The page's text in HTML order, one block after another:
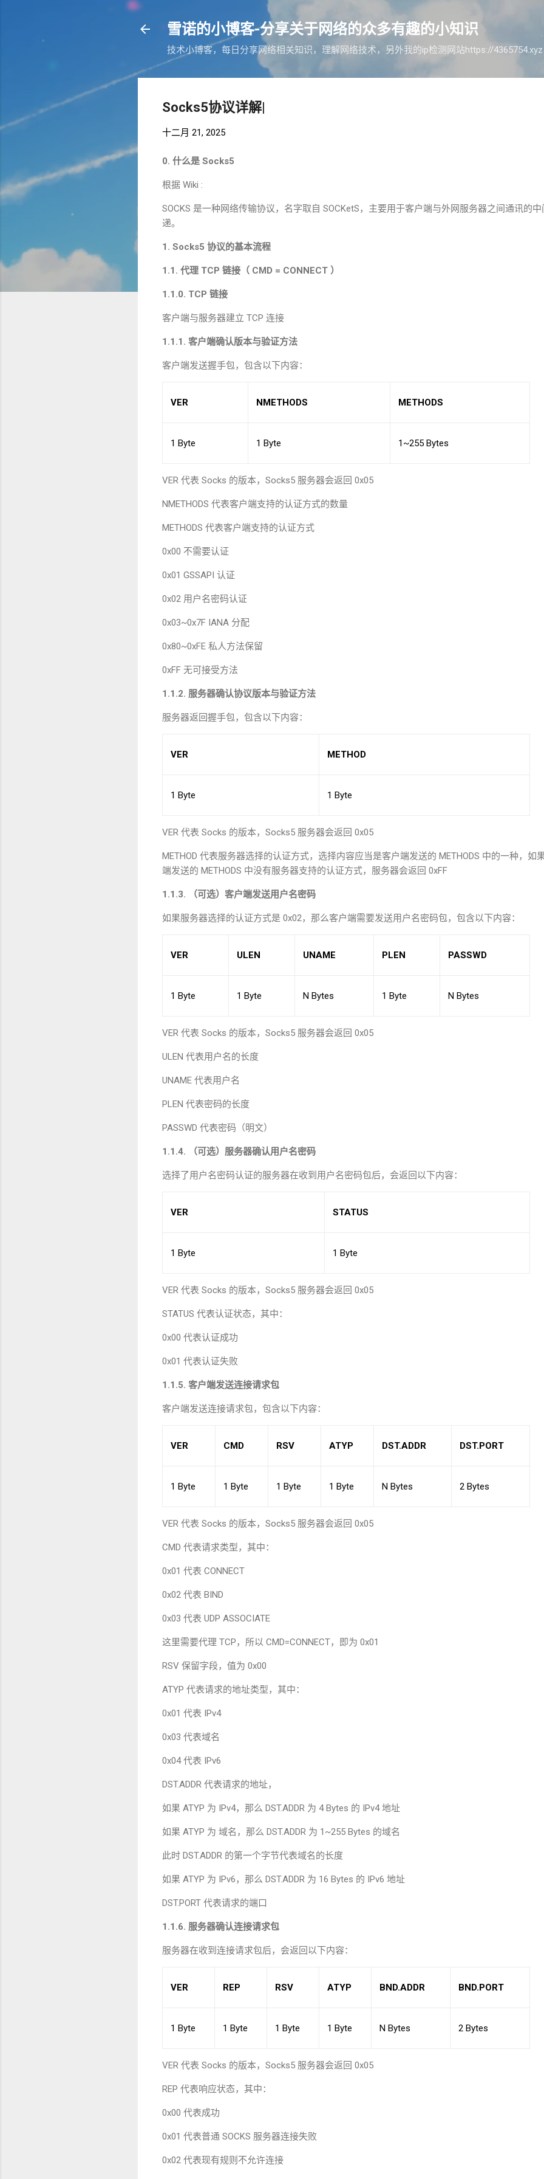
跳至主要内容
雪诺的小博客-分享关于网络的众多有趣的小知识
技术小博客，每日分享网络相关知识，理解网络技术，另外我的ip检测网站https://
Socks5协议详解|
十二月 21, 2025
0. 什么是 Socks5
根据 Wiki :
SOCKS 是一种网络传输协议，名字取自 SOCKetS，主要用于客户端与外网服务器之间通讯的中
递。
1. Socks5 协议的基本流程
1.1. 代理 TCP 链接（ CMD = CONNECT ）
1.1.0. TCP 链接
客户端与服务器建立 TCP 连接
1.1.1. 客户端确认版本与验证方法
客户端发送握手包，包含以下内容：
VER NMETHODS METHODS
1 Byte 1 Byte 1~255 Bytes
VER 代表 Socks 的版本， Socks5 服务器会返回 0x05
NMETHODS 代表客户端支持的认证方式的数量
METHODS 代表客户端支持的认证方式
0x00 不需要认证
0x01 GSSAPI 认证
0x02 用户名密码认证
0x03~0x7F IANA 分配
0x80~0xFE 私人方法保留
0xFF 无可接受方法
1.1.2. 服务器确认协议版本与验证方法
服务器返回握手包，包含以下内容：
VER METHOD
1 Byte 1 Byte
VER 代表 Socks 的版本， Socks5 服务器会返回 0x05
METHOD 代表服务器选择的认证方式，选择内容应当是客户端发送的 METHODS 中的一种，如
端发送的 METHODS 中没有服务器支持的认证方式，服务器会返回 0xFF
1.1.3. （可选）客户端发送用户名密码
如果服务器选择的认证方式是 0x02，那么客户端需要发送用户名密码包，包含以下内容：
VER ULEN UNAME PLEN PASSWD
1 Byte 1 Byte N Bytes 1 Byte N Bytes
VER 代表 Socks 的版本， Socks5 服务器会返回 0x05
ULEN 代表用户名的长度
UNAME 代表用户名
PLEN 代表密码的长度
PASSWD 代表密码（明文）
1.1.4. （可选）服务器确认用户名密码
选择了用户名密码认证的服务器在收到用户名密码包后，会返回以下内容：
VER STATUS
1 Byte 1 Byte
VER 代表 Socks 的版本， Socks5 服务器会返回 0x05
STATUS 代表认证状态，其中：
0x00 代表认证成功
0x01 代表认证失败
1.1.5. 客户端发送连接请求包
客户端发送连接请求包，包含以下内容：
VER CMD RSV ATYP DST.ADDR DST.PORT
1 Byte 1 Byte 1 Byte 1 Byte N Bytes 2 Bytes
VER 代表 Socks 的版本， Socks5 服务器会返回 0x05
CMD 代表请求类型，其中：
0x01 代表 CONNECT
0x02 代表 BIND
0x03 代表 UDP ASSOCIATE
这里需要代理 TCP，所以 CMD=CONNECT，即为 0x01
RSV 保留字段，值为 0x00
ATYP 代表请求的地址类型，其中：
0x01 代表 IPv4
0x03 代表域名
0x04代表 IPv6
DST.ADDR 代表请求的地址，
如果 ATYP 为 IPv4，那么 DST.ADDR 为 4 Bytes 的 IPv4地址
如果 ATYP 为 域名，那么 DST.ADDR 为 1~255 Bytes 的域名
此时 DST.ADDR 的第一个字节代表域名的长度
如果 ATYP 为 IPv6，那么 DST.ADDR 为 16 Bytes 的 IPv6 地址
DST.PORT 代表请求的端口
1.1.6. 服务器确认连接请求包
服务器在收到连接请求包后，会返回以下内容：
VER REP RSV ATYP BND.ADDR BND.PORT
1 Byte 1 Byte 1 Byte 1 Byte N Bytes 2 Bytes
VER 代表 Socks 的版本， Socks5 服务器会返回 0x05
REP 代表响应状态，其中：
0x00 代表成功
0x01 代表普通 SOCKS 服务器连接失败
0x02 代表现有规则不允许连接